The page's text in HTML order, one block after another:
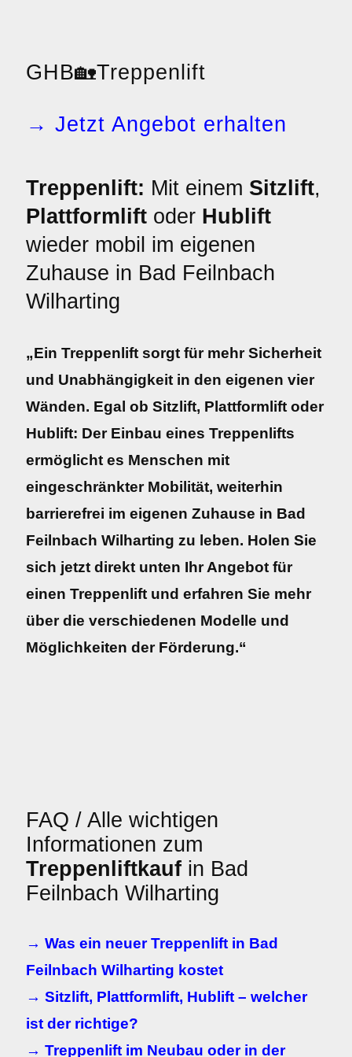
GHB🏡Treppenlift
→ Jetzt Angebot erhalten
Treppenlift: Mit einem Sitzlift,
Plattformlift oder Hublift
wieder mobil im eigenen
Zuhause in Bad Feilnbach
Wilharting
„Ein Treppenlift sorgt für mehr Sicherheit
und Unabhängigkeit in den eigenen vier
Wänden. Egal ob Sitzlift, Plattformlift oder
Hublift: Der Einbau eines Treppenlifts
ermöglicht es Menschen mit
eingeschränkter Mobilität, weiterhin
barrierefrei im eigenen Zuhause in Bad
Feilnbach Wilharting zu leben. Holen Sie
sich jetzt direkt unten Ihr Angebot für
einen Treppenlift und erfahren Sie mehr
über die verschiedenen Modelle und
Möglichkeiten der Förderung.“
FAQ / Alle wichtigen
Informationen zum
Treppenliftkauf in Bad
Feilnbach Wilharting
→ Was ein neuer Treppenlift in Bad
Feilnbach Wilharting kostet
→ Sitzlift, Plattformlift, Hublift – welcher
ist der richtige?
→ Treppenlift im Neubau oder in der